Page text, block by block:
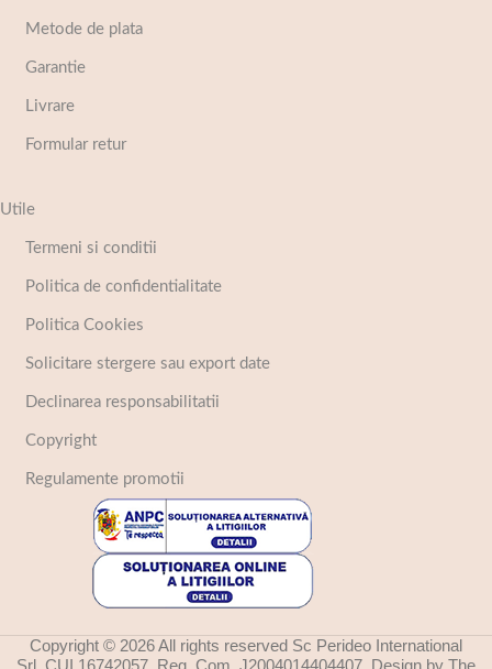
Metode de plata
Garantie
Livrare
Formular retur
Utile
Termeni si conditii
Politica de confidentialitate
Politica Cookies
Solicitare stergere sau export date
Declinarea responsabilitatii
Copyright
Regulamente promotii
Copyright © 2026 All rights reserved Sc Perideo International
Srl, CUI 16742057, Reg. Com. J2004014404407. Design by The